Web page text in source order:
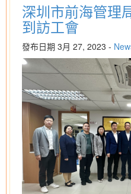
深圳市前海管理
到訪工會
發布日期 3月 27, 2023 -